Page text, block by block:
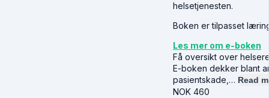
helsetjenesten.
Boken er tilpasset
Les mer om e-boken
Få oversikt over
E-boken dekker blant
pasientskade,… Read
NOK 460